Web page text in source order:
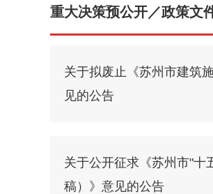
重大决策预公开／政策文
关于拟废止《苏州市建筑
见的公告
关于公开征求《苏州市"十
稿）》意见的公告